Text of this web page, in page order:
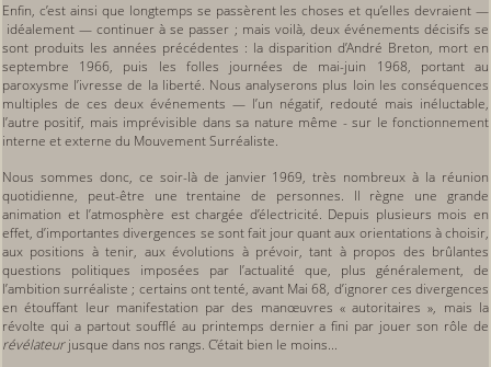
Enfin, c’est ainsi que longtemps se passèrent les choses et qu’elles devraient —
idéalement — continuer à se passer ; mais voilà, deux événements décisifs se
sont produits les années précédentes : la disparition d’André Breton, mort en
septembre 1966, puis les folles journées de mai-juin 1968, portant au
paroxysme l’ivresse de la liberté. Nous analyserons plus loin les conséquences
multiples de ces deux événements — l’un négatif, redouté mais inéluctable,
l’autre positif, mais imprévisible dans sa nature même - sur le fonctionnement
interne et externe du Mouvement Surréaliste.
Nous sommes donc, ce soir-là de janvier 1969, très nombreux à la réunion
quotidienne, peut-être une trentaine de personnes. Il règne une grande
animation et l’atmosphère est chargée d’électricité. Depuis plusieurs mois en
effet, d’importantes divergences se sont fait jour quant aux orientations à choisir,
aux positions à tenir, aux évolutions à prévoir, tant à propos des brûlantes
questions politiques imposées par l’actualité que, plus généralement, de
l’ambition surréaliste ; certains ont tenté, avant Mai 68, d’ignorer ces divergences
en étouffant leur manifestation par des manœuvres « autoritaires », mais la
révolte qui a partout soufflé au printemps dernier a fini par jouer son rôle de
révélateurjusque dans nos rangs. C’était bien le moins...